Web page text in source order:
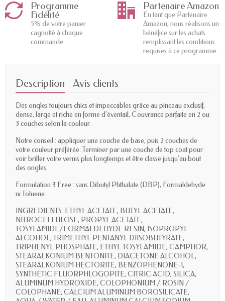
Programme
Fidélité
5% de votre panier
cagnotté à chaque
commande.
Partenaire Amazon
En tant que Partenaire
Amazon, nous réalisons un
bénéfice sur les achats
remplissant les conditions
requises à ce programme.
Description Avis clients
Des ongles toujours chics et impeccables grâce au pinceau exclusif,
dense, large et riche en forme d'éventail, Couvrance parfaite en 2 ou
3 couches selon la couleur.
Notre conseil : appliquer une couche de base, puis 2 couches de
votre couleur préférée. Terminer par une couche de top coat pour
voir briller votre vernis plus longtemps et être classe jusqu'au bout
des ongles.
Formulation 3 Free : sans Dibutyl Phthalate (DBP), Formaldehyde
ni Toluene.
INGREDIENTS: ETHYL ACETATE, BUTYL ACETATE,
NITROCELLULOSE, PROPYL ACETATE,
TOSYLAMIDE/FORMALDEHYDE RESIN, ISOPROPYL
ALCOHOL, TRIMETHYL PENTANYL DIISOBUTYRATE,
TRIPHENYL PHOSPHATE, ETHYL TOSYLAMIDE, CAMPHOR,
STEARALKONIUM BENTONITE, DIACETONE ALCOHOL,
STEARALKONIUM HECTORITE, BENZOPHENONE-1,
SYNTHETIC FLUORPHLOGOPITE, CITRIC ACID, SILICA,
ALUMINUM HYDROXIDE, COLOPHONIUM / ROSIN /
COLOPHANE, CALCIUM ALUMINUM BOROSILICATE,